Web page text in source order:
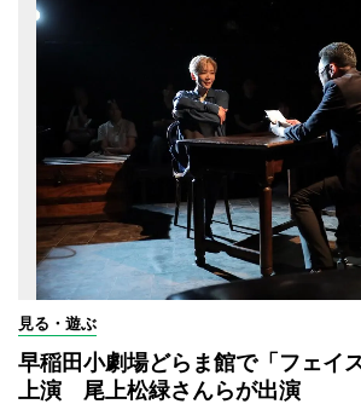
見る・遊ぶ
早稲田小劇場どらま館で「フェイ
上演 尾上松緑さんらが出演